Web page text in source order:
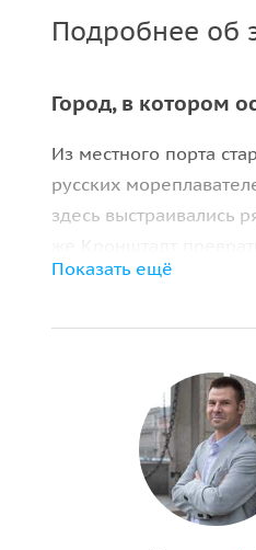
Подробнее об
Город, в котором
Из местного порта
русских
здесь выстраивались
располагалось
выясним, как
Показать ещё